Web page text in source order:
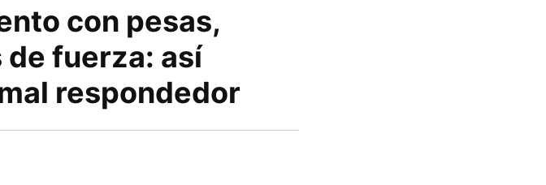
con pesas,
fuerza: así
respondedor